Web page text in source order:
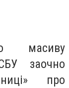
масиву
заочно
про